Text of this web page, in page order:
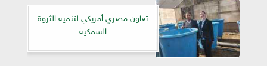
تعاون مصري أمريكي لتنمية الثروة
السمكية